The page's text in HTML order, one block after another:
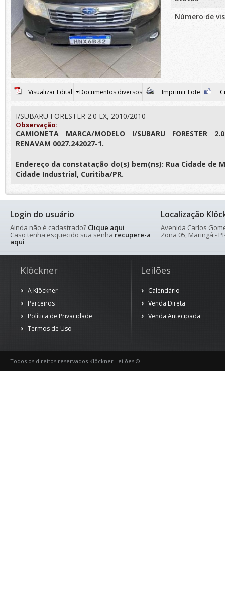
Número de
Visualizar Edital Documentos diversos Imprimir Lote
I/SUBARU FORESTER 2.0 LX, 2010/2010
Observação:
CAMIONETA MARCA/MODELO I/SUBARU FORESTER
RENAVAM 0027.242027-1.
Endereço da constatação do(s) bem(ns): Rua Cidade de
Cidade Industrial, Curitiba/PR.
Login do usuário
Ainda não é cadastrado? Clique aqui
Caso tenha esquecido sua senha recupere-a
aqui
Localização
Avenida Carlos
Zona 05, Maringá -
Klöckner
A Klöckner
Parceiros
Política de Privacidade
Termos de Uso
Leilões
Calendário
Venda Direta
Venda Antecipada
Todos os direitos reservados Klöckner Leilões ©